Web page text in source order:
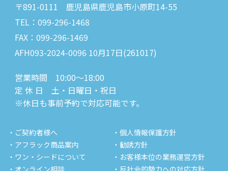
〒891-0111 鹿児島県鹿児島市小原町14-55
TEL：099-296-1468
FAX：099-296-1469
AFH093-2024-0096 10月17日(261017)
営業時間 10:00～18:00
定 休 日 土・日曜日・祝日
※休日も事前予約で対応可能です。
・ご契約者様へ
・アフラック商品案内
・ワン・シードについて
・個人情報保護方針
・勧誘方針
・お客様本位の業務運営方針